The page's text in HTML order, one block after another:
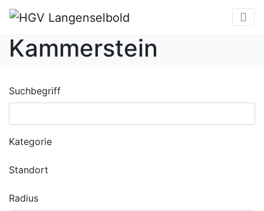
Kammerstein
Suchbegriff
Kategorie
Standort
Radius